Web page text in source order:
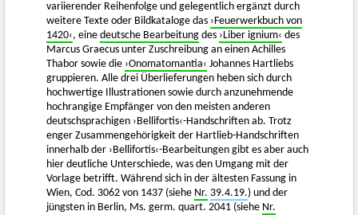
variierender Reihenfolge und gelegentlich ergänzt durch
weitere Texte oder Bildkataloge das ›Feuerwerkbuch von
1420‹, eine deutsche Bearbeitung des ›Liber ignium‹ des
Marcus Graecus unter Zuschreibung an einen Achilles
Thabor sowie die ›Onomatomantia‹ Johannes Hartliebs
gruppieren. Alle drei Überlieferungen heben sich durch
hochwertige Illustrationen sowie durch anzunehmende
hochrangige Empfänger von den meisten anderen
deutschsprachigen ›Bellifortis‹-Handschriften ab. Trotz
enger Zusammengehörigkeit der Hartlieb-Handschriften
innerhalb der ›Bellifortis‹-Bearbeitungen gibt es aber auch
hier deutliche Unterschiede, was den Umgang mit der
Vorlage betrifft. Während sich in der ältesten Fassung in
Wien, Cod. 3062 von 1437 (siehe Nr. 39.4.19.) und der
jüngsten in Berlin, Ms. germ. quart. 2041 (siehe Nr.